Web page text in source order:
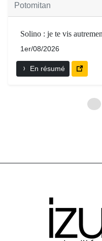
Potomitan
Solino : je te vis
1er/08/2026
En résumé